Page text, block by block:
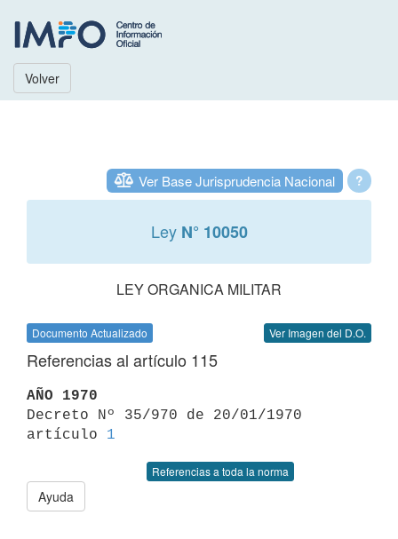
Volver
?
Ver Base Jurisprudencia Nacional
Ley N° 10050
LEY ORGANICA MILITAR
Documento Actualizado Ver Imagen del D.O.
Referencias al artículo 115
AÑO 1970
Decreto Nº 35/970 de 20/01/1970
artículo 1
Referencias a toda la norma
Ayuda